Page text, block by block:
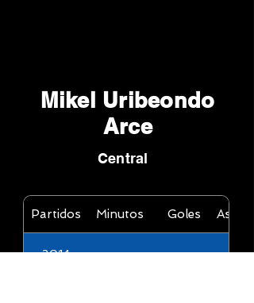
Mikel Uribeondo
Arce
Central
Partidos Minutos Goles
2014